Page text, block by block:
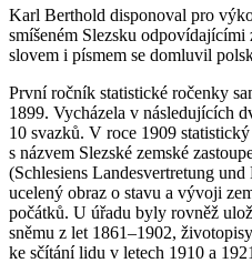
Karl Berthold disponoval pro
smíšeném Slezsku
slovem i písmem se domluvil
První ročník statistické ročenky
1899. Vycházela v následujících
10 svazků. V roce 1909
s názvem Slezské zemské
(Schlesiens Landesvertretung
ucelený obraz o stavu a vývoji
počátků. U úřadu byly rovněž
sněmu z let 1861–1902,
ke sčítání lidu v letech 1910 a